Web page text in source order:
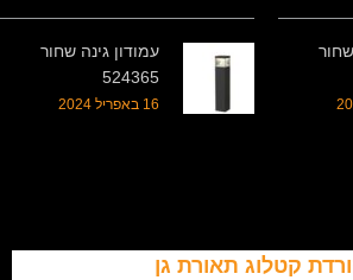
עמודון גינה שחור
524365
16 באפריל 2024
קטלוג תאורת גן